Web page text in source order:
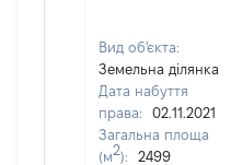
Вид об'єкта:
Земельна ділянка
Дата набуття
права:
02.11.2021
Загальна площа
(м2):
2499